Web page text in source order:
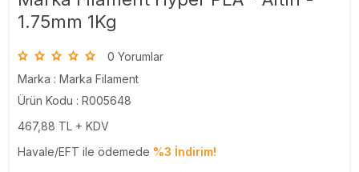
1.75mm 1Kg
0 Yorumlar
Marka : Marka Filament
Ürün Kodu : R005648
467,88 TL + KDV
Havale/EFT ile ödemede %3 İndirim!